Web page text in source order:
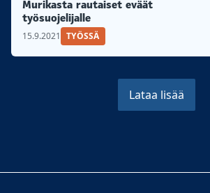
Murikasta rautaiset eväät
työsuojelijalle
15.9.2021 TYÖSSÄ
Lataa lisää